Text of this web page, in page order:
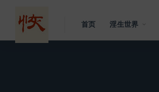
首页 淫生世界